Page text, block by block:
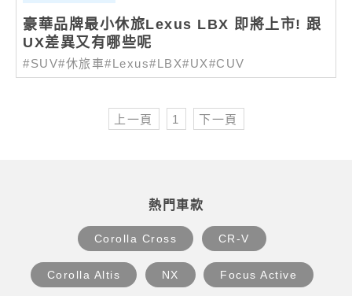
豪華品牌最小休旅Lexus LBX 即將上市! 跟
UX差異又有哪些呢
#SUV#休旅車#Lexus#LBX#UX#CUV
上一頁 1 下一頁
熱門車款
Corolla Cross CR-V
Corolla Altis NX Focus Active